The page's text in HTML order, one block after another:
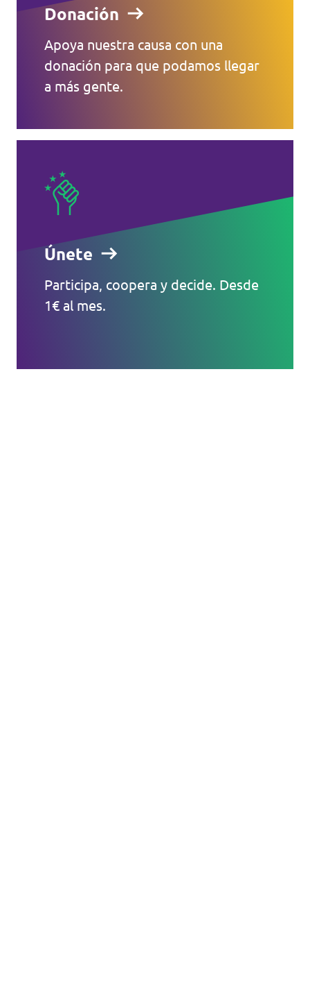
Donación
Apoya nuestra causa con una
donación para que podamos llegar
a más gente.
Únete
Participa, coopera y decide. Desde
1€ al mes.